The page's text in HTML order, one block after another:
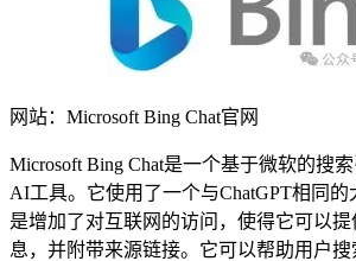
网站：Microsoft Bing Chat官网
Microsoft Bing Chat是一个基于微软的搜
AI工具。它使用了一个与ChatGPT相同
是增加了对互联网的访问，使得它可以
息，并附带来源链接。它可以帮助用户